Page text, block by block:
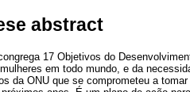
abstract
17 Objetivos do
em todo mundo, e da
da ONU que se comprometeu a